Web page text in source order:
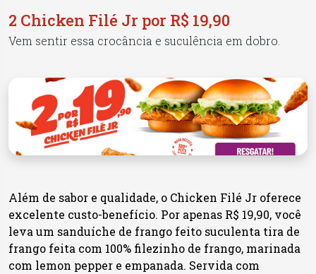
2 Chicken Filé Jr por R$ 19,90
Vem sentir essa crocância e suculência em dobro.
Além de sabor e qualidade, o Chicken Filé Jr oferece
excelente custo-benefício. Por apenas R$ 19,90, você
leva um sanduíche de frango feito suculenta tira de
frango feita com 100% filezinho de frango, marinada
com lemon pepper e empanada. Servida com